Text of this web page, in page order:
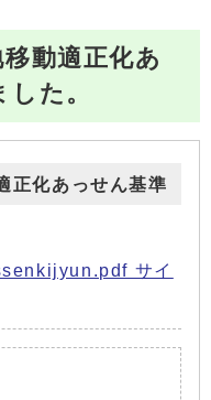
動適正化あ
た。
正化あっせん基準
サイ